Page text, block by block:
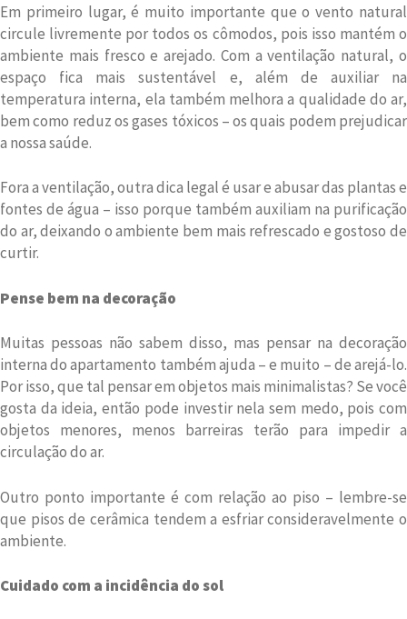
Em primeiro lugar, é muito importante que o vento natural
circule livremente por todos os cômodos, pois isso mantém o
ambiente mais fresco e arejado. Com a ventilação natural, o
espaço fica mais sustentável e, além de auxiliar na
temperatura interna, ela também melhora a qualidade do ar,
bem como reduz os gases tóxicos – os quais podem prejudicar
a nossa saúde.
Fora a ventilação, outra dica legal é usar e abusar das plantas e
fontes de água – isso porque também auxiliam na purificação
do ar, deixando o ambiente bem mais refrescado e gostoso de
curtir.
Pense bem na decoração
Muitas pessoas não sabem disso, mas pensar na decoração
interna do apartamento também ajuda – e muito – de arejá-lo.
Por isso, que tal pensar em objetos mais minimalistas? Se você
gosta da ideia, então pode investir nela sem medo, pois com
objetos menores, menos barreiras terão para impedir a
circulação do ar.
Outro ponto importante é com relação ao piso – lembre-se
que pisos de cerâmica tendem a esfriar consideravelmente o
ambiente.
Cuidado com a incidência do sol